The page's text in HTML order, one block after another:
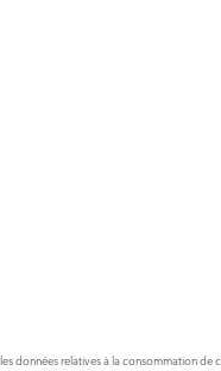
données relatives à la consommation de